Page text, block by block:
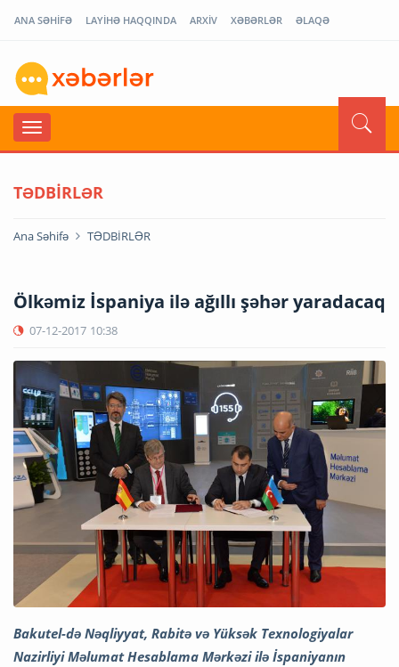
ANA SƏHİFƏ LAYİHƏ HAQQINDA ARXİV XƏBƏRLƏR ƏLAQƏ
TƏDBİRLƏR
Ana Səhifə TƏDBİRLƏR
Ölkəmiz İspaniya ilə ağıllı şəhər yaradacaq
07-12-2017 10:38
Bakutel-də Nəqliyyat, Rabitə və Yüksək Texnologiyalar
Nazirliyi Məlumat Hesablama Mərkəzi ilə İspaniyanın